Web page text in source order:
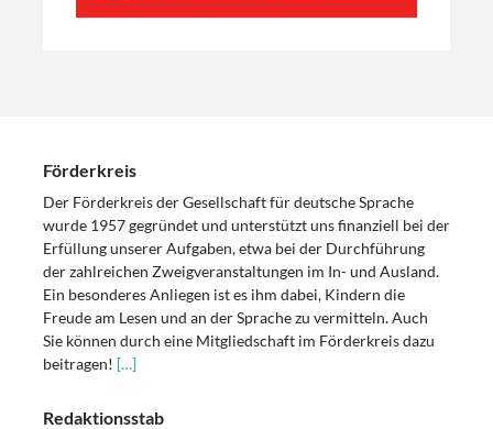
Förderkreis
Der Förderkreis der Gesellschaft für deutsche Sprache
wurde 1957 gegründet und unterstützt uns finanziell bei der
Erfüllung unserer Aufgaben, etwa bei der Durchführung
der zahlreichen Zweigveranstaltungen im In- und Ausland.
Ein besonderes Anliegen ist es ihm dabei, Kindern die
Freude am Lesen und an der Sprache zu vermitteln. Auch
Sie können durch eine Mitgliedschaft im Förderkreis dazu
beitragen! […]
Redaktionsstab